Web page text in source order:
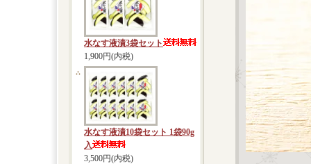
水なす液漬3袋セット
1,900円(内税)
水なす液漬10袋セット 1袋90g
入
3,500円(内税)